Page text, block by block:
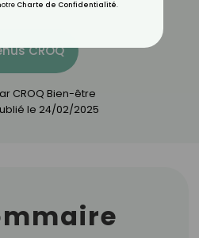
CROQ
CROQ Bien-être
le 24/02/2025
Charte de Confidentialité.